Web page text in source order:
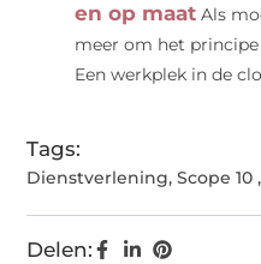
en op maat Als
meer om het principe
Een werkplek in de
Tags:
Dienstverlening,Scope 10
Delen: